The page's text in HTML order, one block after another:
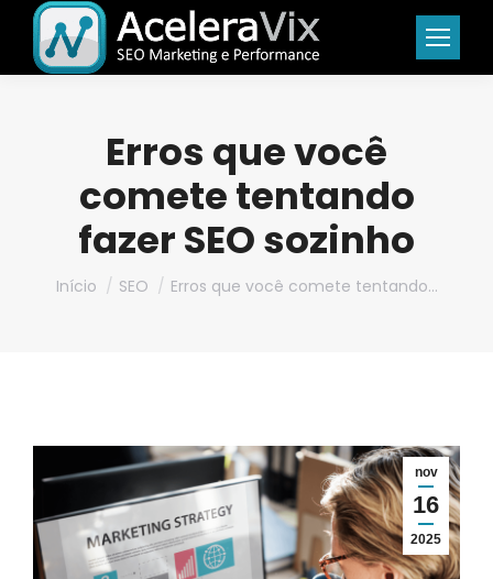
Erros que você
comete tentando
fazer SEO sozinho
Você está aqui:
Início SEO Erros que você comete tentando…
nov
16
2025